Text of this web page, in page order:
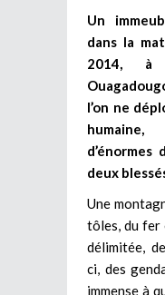
Un
dans la
2014, à
l’on ne
deux
Une
tôles, du fer
délimitée,
ci, des
immense à